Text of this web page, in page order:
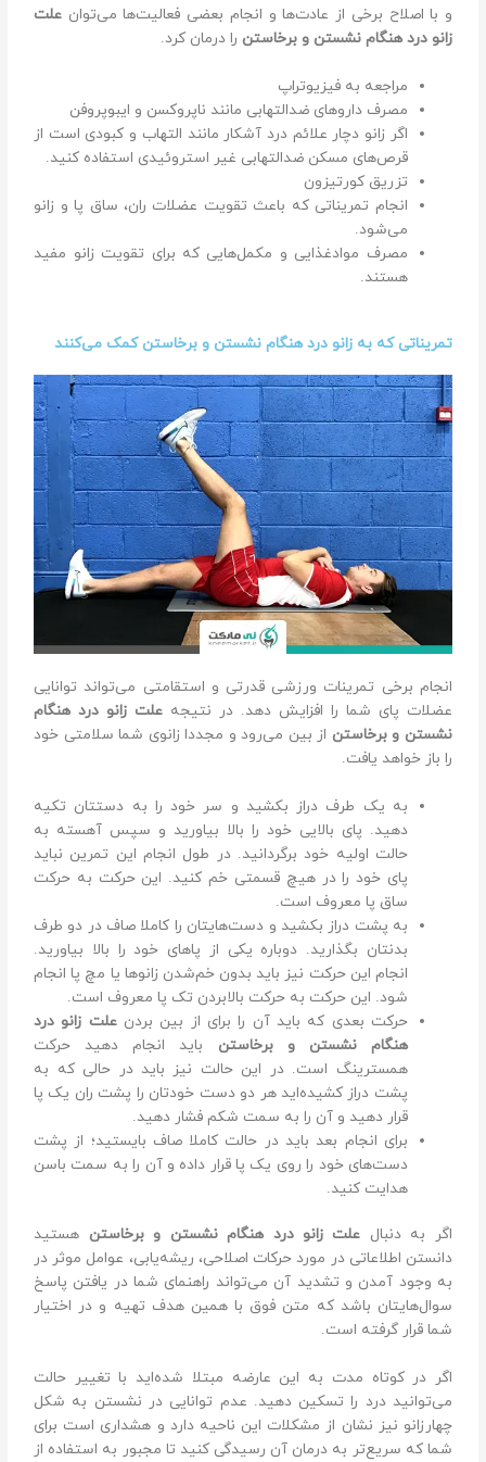
و با اصلاح برخی از عادت‌ها و انجام بعضی فعالیت‌ها می‌توان علت
زانو درد هنگام نشستن و برخاستن را درمان کرد.
مراجعه به فیزیوتراپ
مصرف داروهای ضد‌التهابی مانند ناپروکسن و ایبوپروفن
اگر زانو دچار علائم درد آشکار مانند التهاب و کبودی است از
قرص‌های مسکن ضد‌التهابی غیر‌ استروئیدی استفاده کنید.
تزریق کورتیزون
انجام تمریناتی که باعث تقویت عضلات ران، ساق پا و زانو
می‌شود.
مصرف مواد‌غذایی و مکمل‌هایی که برای تقویت زانو مفید
هستند.
تمریناتی که به زانو درد هنگام نشستن و برخاستن کمک می‌کنند
انجام برخی تمرینات ورزشی قدرتی و استقامتی می‌تواند توانایی
عضلات پای شما را افزایش دهد. در نتیجه علت زانو درد هنگام
نشستن و برخاستن از بین می‌رود و مجددا زانوی شما سلامتی خود
را باز خواهد یافت.
به یک طرف دراز بکشید و سر خود را به دستتان تکیه
دهید. پای بالایی خود را بالا بیاورید و سپس آهسته به
حالت اولیه خود برگردانید. در طول انجام این تمرین نباید
پای خود را در هیچ قسمتی خم کنید. این حرکت به حرکت
ساق پا معروف است.
به پشت دراز بکشید و دست‌هایتان را کاملا صاف در دو طرف
بدنتان بگذارید. دوباره یکی از پاهای خود را بالا بیاورید.
انجام این حرکت نیز باید بدون خم‌شدن زانو‌ها یا مچ پا انجام
شود. این حرکت به حرکت بالا‌بردن تک پا معروف است.
حرکت بعدی که باید آن را برای از بین بردنعلت زانو درد
هنگام نشستن و برخاستن باید انجام دهید حرکت
همسترینگ است. در این حالت نیز باید در حالی که به
پشت دراز کشیده‌اید هر دو دست خودتان را پشت ران یک پا
قرار دهید و آن را به سمت شکم فشار دهید.
برای انجام بعد باید در حالت کاملا صاف بایستید؛ از پشت
دست‌های خود را روی یک پا قرار داده و آن را به سمت باسن
هدایت کنید.
اگر به دنبال علت زانو درد هنگام نشستن و برخاستن هستید
دانستن اطلاعاتی در مورد حرکات اصلاحی، ریشه‌یابی، عوامل موثر در
به وجود آمدن و تشدید آن می‌تواند راهنمای شما در یافتن پاسخ
سوال‌هایتان باشد که متن فوق با همین هدف تهیه و در اختیار
شما قرار گرفته است.
اگر در کوتاه مدت به این عارضه مبتلا شده‌اید با تغییر حالت
می‌توانید درد را تسکین دهید. عدم توانایی در نشستن به شکل
چهار‌زانو نیز نشان از مشکلات این ناحیه دارد و هشداری است برای
شما که سریع‌تر به درمان آن رسیدگی کنید تا مجبور به استفاده از